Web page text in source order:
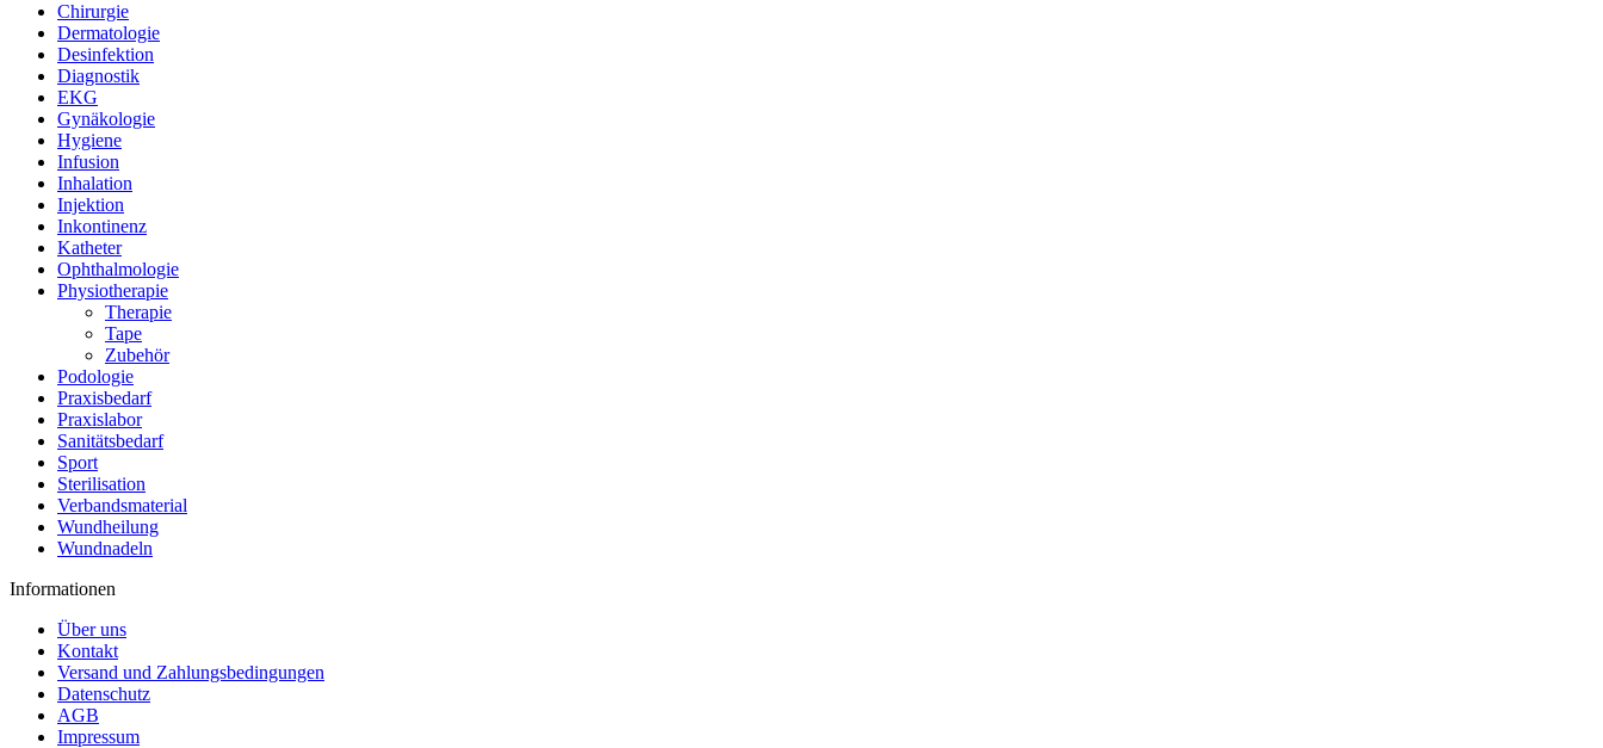
Chirurgie
Dermatologie
Desinfektion
Diagnostik
EKG
Gynäkologie
Hygiene
Infusion
Inhalation
Injektion
Inkontinenz
Katheter
Ophthalmologie
Physiotherapie
Therapie
Tape
Zubehör
Podologie
Praxisbedarf
Praxislabor
Sanitätsbedarf
Sport
Sterilisation
Verbandsmaterial
Wundheilung
Wundnadeln
Informationen
Über uns
Kontakt
Versand und Zahlungsbedingungen
Datenschutz
AGB
Impressum